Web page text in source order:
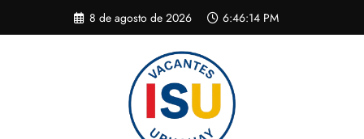
contenido
8 de agosto de 2026 6:46:14 PM